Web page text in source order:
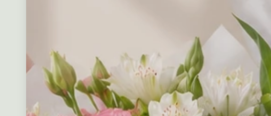
30,00 zł
Raffaello 230
49,00 zł
Ptasie
mleczko
38,00 zł